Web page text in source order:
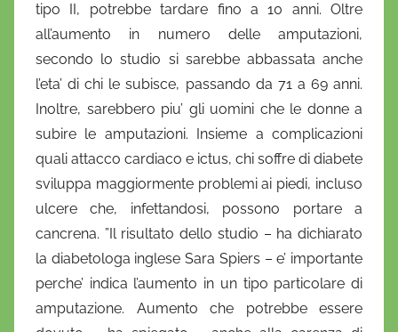
tipo II, potrebbe tardare fino a 10 anni. Oltre
all’aumento in numero delle amputazioni,
secondo lo studio si sarebbe abbassata anche
l’eta’ di chi le subisce, passando da 71 a 69 anni.
Inoltre, sarebbero piu’ gli uomini che le donne a
subire le amputazioni. Insieme a complicazioni
quali attacco cardiaco e ictus, chi soffre di diabete
sviluppa maggiormente problemi ai piedi, incluso
ulcere che, infettandosi, possono portare a
cancrena. ”Il risultato dello studio – ha dichiarato
la diabetologa inglese Sara Spiers – e’ importante
perche’ indica l’aumento in un tipo particolare di
amputazione. Aumento che potrebbe essere